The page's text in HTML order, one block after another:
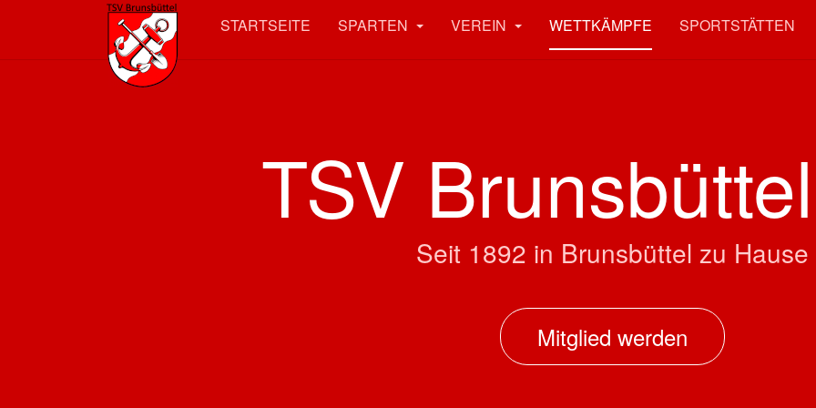
STARTSEITE SPARTEN VEREIN WETTKÄMPFE SPORTSTÄTTEN
TSV
Seit 1892 in Brunsbüttel zu Hause
Mitglied werden